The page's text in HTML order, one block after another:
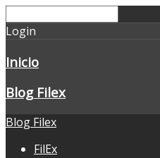
Login
Inicio
Blog Filex
Blog Filex
FilEx